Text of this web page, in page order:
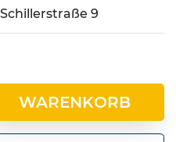
9
WARENKORB